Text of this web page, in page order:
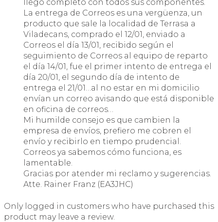
llegó completo con todos sus componentes.
La entrega de Correos es una vergüenza, un
producto que sale la localidad de Terrasa a
Viladecans, comprado el 12/01, enviado a
Correos el día 13/01, recibido según el
seguimiento de Correos al equipo de reparto
el día 14/01, fue el primer intento de entrega el
día 20/01, el segundo día de intento de
entrega el 21/01…al no estar en mi domicilio
envían un correo avisando que está disponible
en oficina de correos…
Mi humilde consejo es que cambien la
empresa de envíos, prefiero me cobren el
envío y recibirlo en tiempo prudencial.
Correos ya sabemos cómo funciona, es
lamentable.
Gracias por atender mi reclamo y sugerencias.
Atte. Rainer Franz (EA3JHC)
Only logged in customers who have purchased this
product may leave a review.